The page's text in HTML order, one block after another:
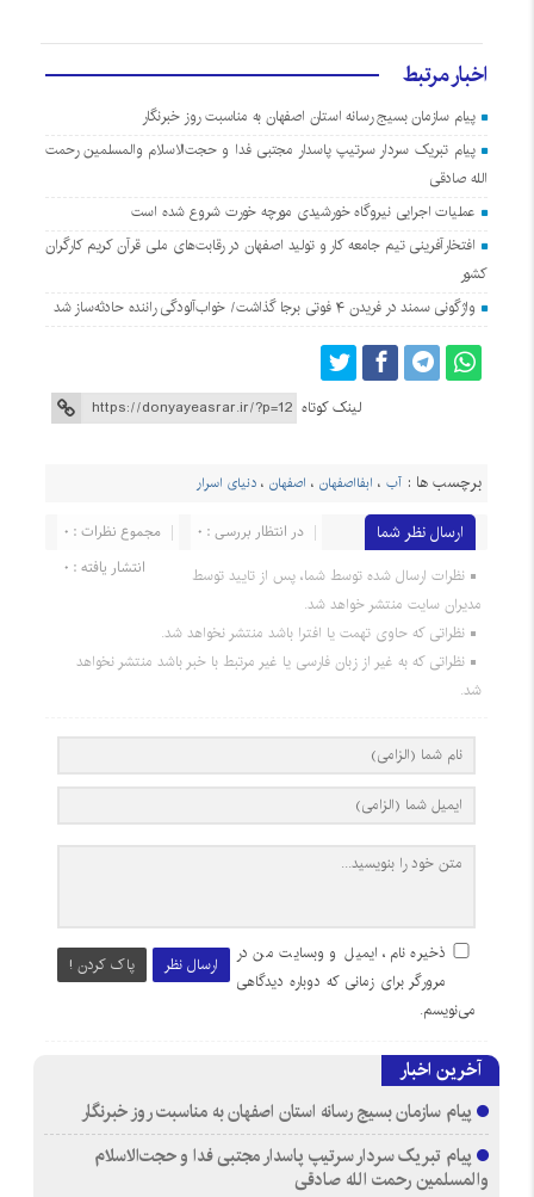
اخبار مرتبط
پیام سازمان بسیج رسانه استان اصفهان به مناسبت روز خبرنگار
پیام تبریک سردار سرتیپ پاسدار مجتبی فدا و حجت‌الاسلام والمسلمین رحمت
الله صادقی
عملیات اجرایی نیروگاه خورشیدی مورچه خورت شروع شده است
افتخارآفرینی تیم جامعه کار و تولید اصفهان در رقابت‌های ملی قرآن کریم کارگران
کشور
واژگونی سمند در فریدن ۴ فوتی برجا گذاشت/ خواب‌آلودگی راننده حادثه‌ساز شد
لینک کوتاه
برچسب ها : آب ، ابفااصفهان ، اصفهان ،دنیای اسرار
ارسال نظر شما مجموع نظرات : 0
در انتظار بررسی : 0
انتشار یافته : 0
نظرات ارسال شده توسط شما، پس از تایید توسط
مدیران سایت منتشر خواهد شد.
نظراتی که حاوی تهمت یا افترا باشد منتشر نخواهد شد.
نظراتی که به غیر از زبان فارسی یا غیر مرتبط با خبر باشد منتشر نخواهد
شد.
ارسال نظر پاک کردن !
ذخیره نام، ایمیل و وبسایت من در
مرورگر برای زمانی که دوباره دیدگاهی
می‌نویسم.
آخرین اخبار
پیام سازمان بسیج رسانه استان اصفهان به مناسبت روز خبرنگار
پیام تبریک سردار سرتیپ پاسدار مجتبی فدا و حجت‌الاسلام
والمسلمین رحمت الله صادقی